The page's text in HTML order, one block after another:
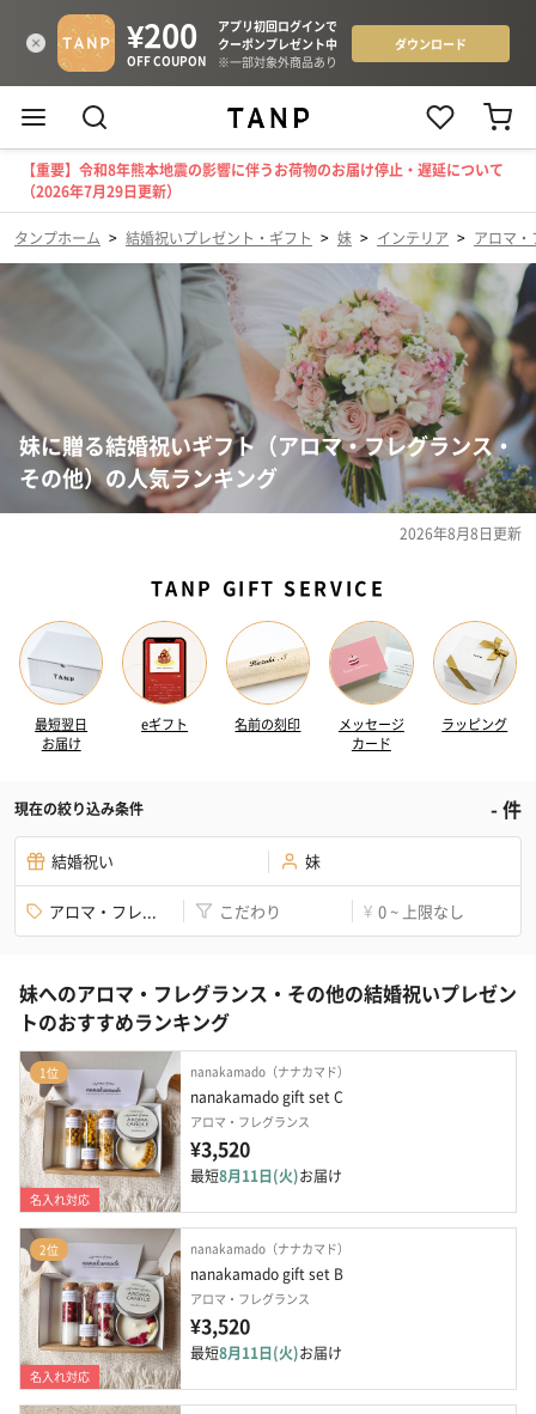
【重要】令和8年熊本地震の影響に伴うお荷物のお届け停止・遅延について
（2026年7月29日更新）
タンプホーム > 結婚祝いプレゼント・ギフト > 妹 > インテリア > アロマ
妹に贈る結婚祝いギフト（アロマ・フレグランス・
その他）の人気ランキング
2026年8月8日更新
TANP GIFT SERVICE
最短翌日
お届け
eギフト 名前の刻印
メッセージ
カード
ラッピング
現在の絞り込み条件 -件
結婚祝い 妹
アロマ・フレ... こだわり ¥ 0 ~ 上限なし
妹へのアロマ・フレグランス・その他の結婚祝いプレゼン
トのおすすめランキング
1位
名入れ対応
nanakamado（ナナカマド）
nanakamado gift set C
アロマ・フレグランス
¥3,520
最短8月11日(火)お届け
2位
名入れ対応
nanakamado（ナナカマド）
nanakamado gift set B
アロマ・フレグランス
¥3,520
最短8月11日(火)お届け